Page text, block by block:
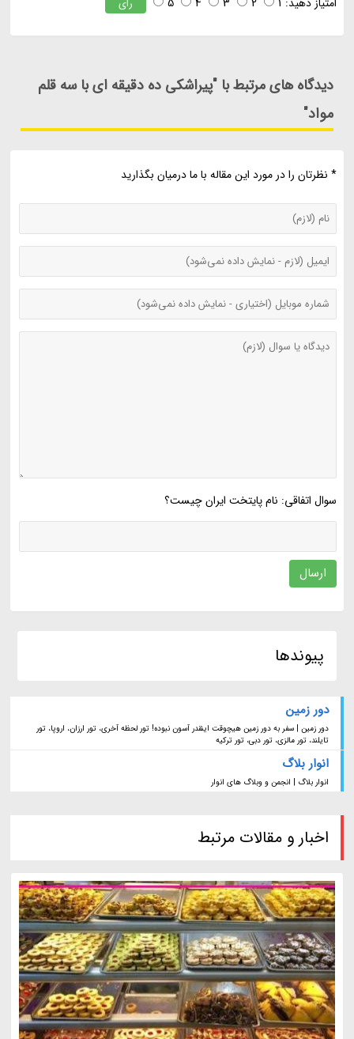
دیدگاه های مرتبط با "پیراشکی ده دقیقه ای با سه قلم
مواد"
* نظرتان را در مورد این مقاله با ما درمیان بگذارید
سوال اتفاقی: نام پایتخت ایران چیست؟
ارسال
پیوندها
دور زمین
دور زمین | سفر به دور زمین هیچوقت اینقدر آسون نبوده! تور لحظه آخری، تور ارزان، اروپا، تور
تایلند، تور مالزی، تور دبی، تور ترکیه
انوار بلاگ
انوار بلاگ | انجمن و وبلاگ های انوار
اخبار و مقالات مرتبط